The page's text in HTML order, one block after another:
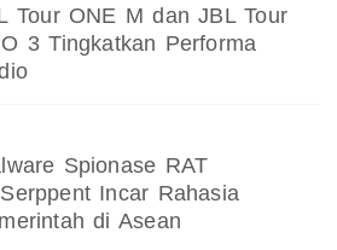
Tour ONE M dan JBL Tour
3 Tingkatkan Performa
Spionase RAT
Incar Rahasia
di Asean